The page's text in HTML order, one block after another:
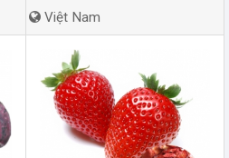
Việt Nam